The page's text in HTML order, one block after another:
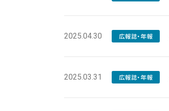
2025.04.30 広報誌・年報
2025.03.31 広報誌・年報